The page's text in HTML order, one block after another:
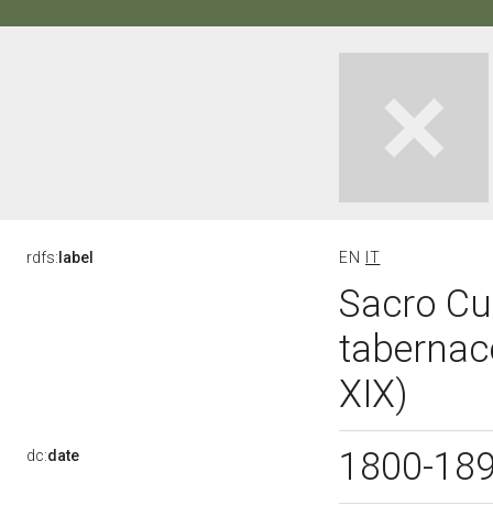
rdfs: label EN IT
Sacro
XIX)
dc:date 1800-